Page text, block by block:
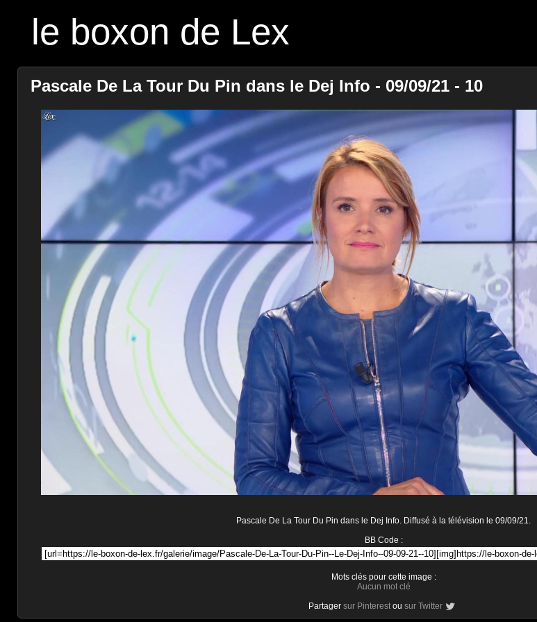
le boxon de Lex
Pascale De La Tour Du Pin dans le Dej Info - 09/09/21 - 10
Pascale De La Tour Du Pin dans le Dej Info. Diffusé à la télévision le 09/09/21.
BB Code :
Mots clés pour cette image :
Aucun mot clé
Partager sur Pinterest ou sur Twitter